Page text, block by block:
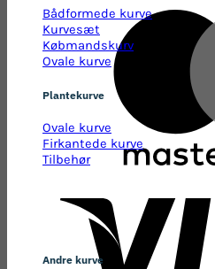
Bådformede kurve
Kurvesæt
Købmandskurv
Ovale kurve
Plantekurve
Ovale kurve
Firkantede kurve
Tilbehør
Andre kurve